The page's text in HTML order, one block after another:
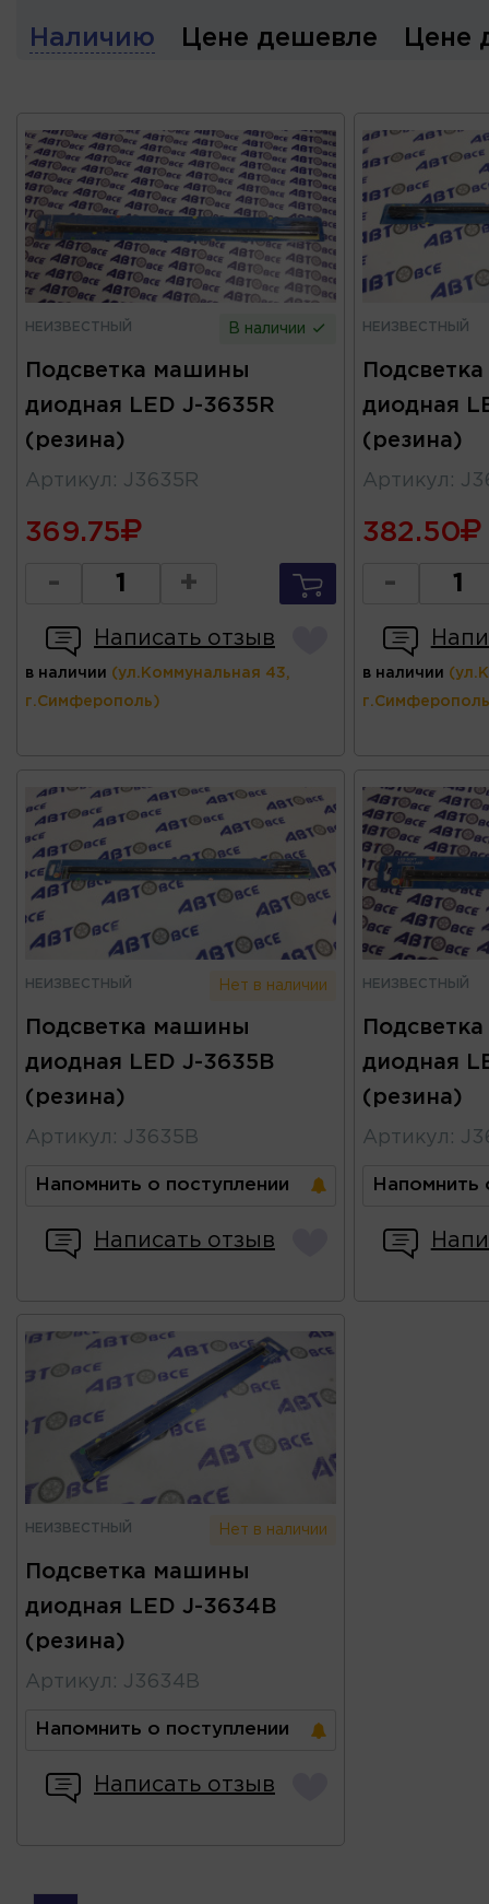
Наличию Цене дешевле Цене
НЕИЗВЕСТНЫЙ В наличии
Подсветка машины
диодная LED J-3635R
(резина)
Артикул : J3635R
369.75
- +
Написать отзыв
в наличии (ул.Коммунальная 43,
г.Симферополь)
НЕИЗВЕСТНЫЙ
диодная
(резина)
Артикул :
382.50
-
в наличии
НЕИЗВЕСТНЫЙ Нет в наличии
Подсветка машины
диодная LED J-3635B
(резина)
Артикул : J3635B
Напомнить о поступлении
Написать отзыв
НЕИЗВЕСТНЫЙ
диодная
(резина)
Артикул :
Напомнить
НЕИЗВЕСТНЫЙ Нет в наличии
Подсветка машины
диодная LED J-3634B
(резина)
Артикул : J3634B
Напомнить о поступлении
Написать отзыв